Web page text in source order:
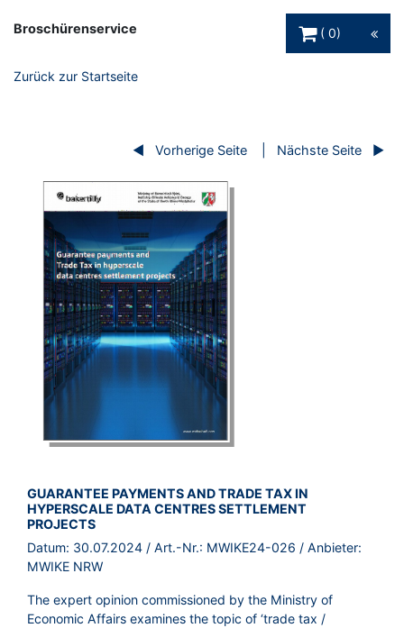
Broschürenservice
0
Zurück zur Startseite
Vorherige Seite Nächste Seite
BROSCHÜRE:
GUARANTEE PAYMENTS AND TRADE TAX IN
HYPERSCALE DATA CENTRES SETTLEMENT
PROJECTS
Datum: 30.07.2024 / Art.-Nr.: MWIKE24-026 / Anbieter:
MWIKE NRW
The expert opinion commissioned by the Ministry of
Economic Affairs examines the topic of ‘trade tax /